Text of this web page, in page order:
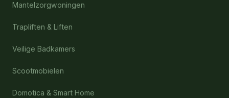
Mantelzorgwoningen
Trapliften & Liften
Veilige Badkamers
Scootmobielen
Domotica & Smart Home